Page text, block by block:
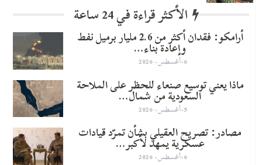
الأكثر قراءة في 24 ساعة
أرامكو: فقدان أكثر من 2.6 مليار برميل نفط
وإعادة بناء…
6-أغسطس- 2026
ماذا يعني توسيع صنعاء للحظر على الملاحة
السعودية من شمال…
5-أغسطس- 2026
مصادر: تصريح العقيلي بشأن تمرّد قيادات
عسكرية يمهد لأكبر…
6-أغسطس- 2026